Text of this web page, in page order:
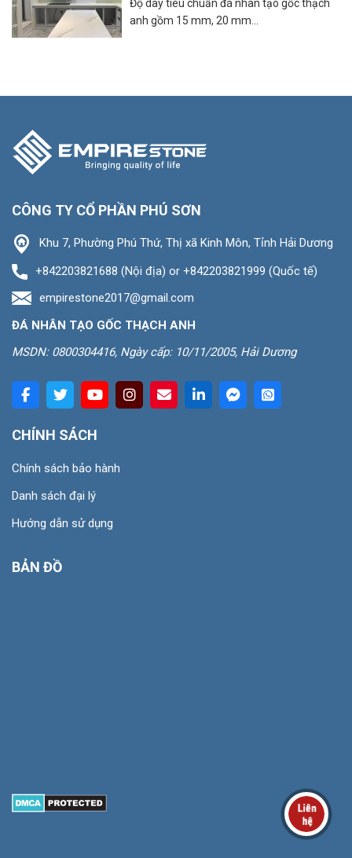
Độ dày tiêu chuẩn đá nhân tạo gốc thạch
anh gồm 15 mm, 20 mm...
CÔNG TY CỔ PHẦN PHÚ SƠN
Khu 7, Phường Phú Thứ, Thị xã Kinh Môn, Tỉnh Hải Dương
+842203821688 (Nội địa) or +842203821999 (Quốc tế)
empirestone2017@gmail.com
ĐÁ NHÂN TẠO GỐC THẠCH ANH
MSDN: 0800304416, Ngày cấp: 10/11/2005, Hải Dương
CHÍNH SÁCH
Chính sách bảo hành
Danh sách đại lý
Hướng dẫn sử dụng
BẢN ĐỒ